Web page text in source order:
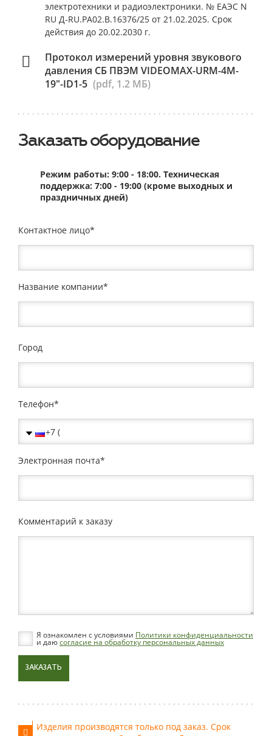
электротехники и радиоэлектроники. № ЕАЭС N
RU Д-RU.РА02.В.16376/25 от 21.02.2025. Срок
действия до 20.02.2030 г.
Протокол измерений уровня звукового
давления СБ ПВЭМ VIDEOMAX-URM-4M-
19"-ID1-5 (pdf, 1.2 МБ)
Заказать оборудование
Режим работы: 9:00 - 18:00. Техническая
поддержка: 7:00 - 19:00 (кроме выходных и
праздничных дней)
Контактное лицо
Название компании
Город
Телефон
Электронная почта
Комментарий к заказу
Я ознакомлен с условиями Политики конфиденциальности
и даюсогласие на обработку персональных данных
ЗАКАЗАТЬ
Изделия производятся только под заказ. Срок